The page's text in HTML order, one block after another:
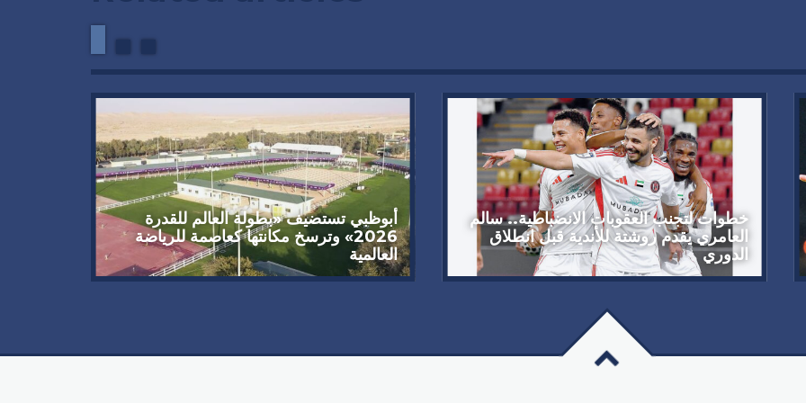
أبوظبي تستضيف «بطولة العالم للقدرة
2026» وترسخ مكانتها كعاصمة للرياضة
العالمية
خطوات لتجنب العقوبات الانضباطية.. سالم
العامري يقدم روشتة للأندية قبل انطلاق
الدوري